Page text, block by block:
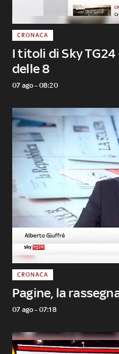
I titoli di Sky
delle 8
CRONACA
07 ago - 08:20
Pagine, la
CRONACA
07 ago - 07:18